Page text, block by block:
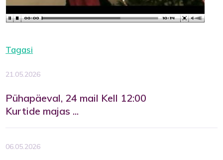
Tagasi
21.05.2026
Pühapäeval, 24 mail Kell 12:00
Kurtide majas ...
06.05.2026